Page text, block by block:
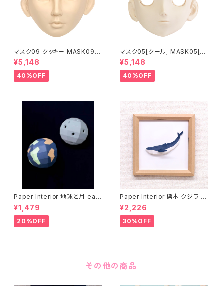
マスク09 クッキー MASK09
“COOKIE”
¥5,148
40%OFF
マスク05[クール] MASK05[C
OOL]
¥5,148
40%OFF
Paper Interior 地球と月 eart
h and moon
¥1,479
20%OFF
Paper Interior 標本 クジラ s
pecimen whale
¥2,226
30%OFF
その他の商品